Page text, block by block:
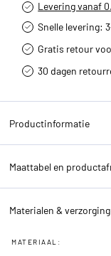
Levering vanaf
Snelle levering:
Gratis retour
30 dagen
Productinformatie
Maattabel en
Materialen & verzorging
MATERIAAL: